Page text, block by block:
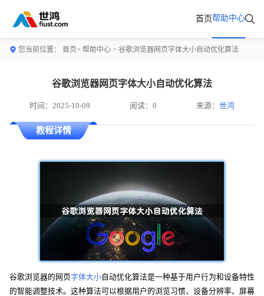
首页帮助中心
您当前位置： 首页> 帮助中心 > 谷歌浏览器网页字体大小自动优化算法
谷歌浏览器网页字体大小自动优化算法
时间：2025-10-09 阅读：0 来源：世鸿
教程详情
谷歌浏览器的网页字体大小自动优化算法是一种基于用户行为和设备特性
的智能调整技术。这种算法可以根据用户的浏览习惯、设备分辨率、屏幕